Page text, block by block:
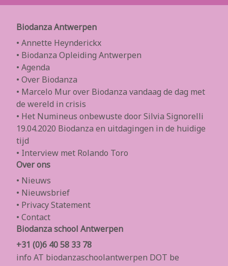
Biodanza Antwerpen
• Annette Heynderickx
• Biodanza Opleiding Antwerpen
• Agenda
• Over Biodanza
• Marcelo Mur over Biodanza vandaag de dag met
de wereld in crisis
• Het Numineus onbewuste door Silvia Signorelli
19.04.2020 Biodanza en uitdagingen in de huidige
tijd
• Interview met Rolando Toro
Over ons
• Nieuws
• Nieuwsbrief
• Privacy Statement
• Contact
Biodanza school Antwerpen
+31 (0)6 40 58 33 78
info AT biodanzaschoolantwerpen DOT be